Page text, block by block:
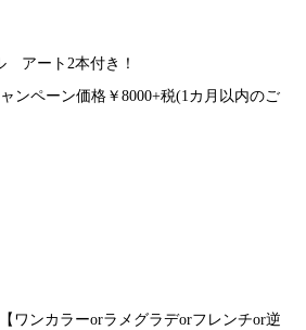
アート2本付き！
ンペーン価格￥8000+税(1カ月以内のご
ワンカラーorラメグラデorフレンチor逆